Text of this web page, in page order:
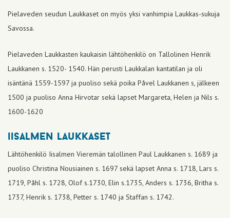
Pielaveden seudun Laukkaset on myös yksi vanhimpia Laukkas-sukuja
Savossa.
Pielaveden Laukkasten kaukaisin lähtöhenkilö on Tallolinen Henrik
Laukkanen s. 1520- 1540. Hän perusti Laukkalan kantatilan ja oli
isäntänä 1559-1597 ja puoliso sekä poika Påvel Laukkanen s, jälkeen
1500 ja puoliso Anna Hirvotar sekä lapset Margareta, Helen ja Nils s.
1600-1620
iisalmen laukkaset
Lähtöhenkilö Iisalmen Vieremän talollinen Paul Laukkanen s. 1689 ja
puoliso Christina Nousiainen s. 1697 sekä lapset Anna s. 1718, Lars s.
1719, Påhl s. 1728, Olof s.1730, Elin s.1735, Anders s. 1736, Britha s.
1737, Henrik s. 1738, Petter s. 1740 ja Staffan s. 1742.